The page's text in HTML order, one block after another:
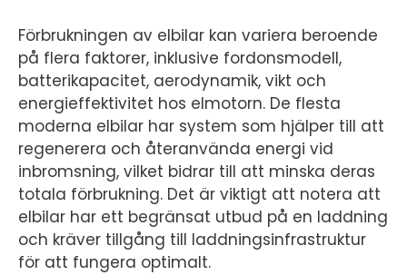
Förbrukningen av elbilar kan variera beroende
på flera faktorer, inklusive fordonsmodell,
batterikapacitet, aerodynamik, vikt och
energieffektivitet hos elmotorn. De flesta
moderna elbilar har system som hjälper till att
regenerera och återanvända energi vid
inbromsning, vilket bidrar till att minska deras
totala förbrukning. Det är viktigt att notera att
elbilar har ett begränsat utbud på en laddning
och kräver tillgång till laddningsinfrastruktur
för att fungera optimalt.